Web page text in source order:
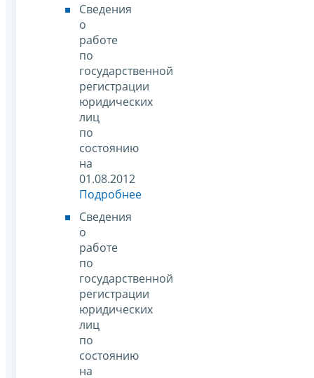
Сведения
о
работе
по
государственной
регистрации
юридических
лиц
по
состоянию
на
01.08.2012
Подробнее
Сведения
о
работе
по
государственной
регистрации
юридических
лиц
по
состоянию
на